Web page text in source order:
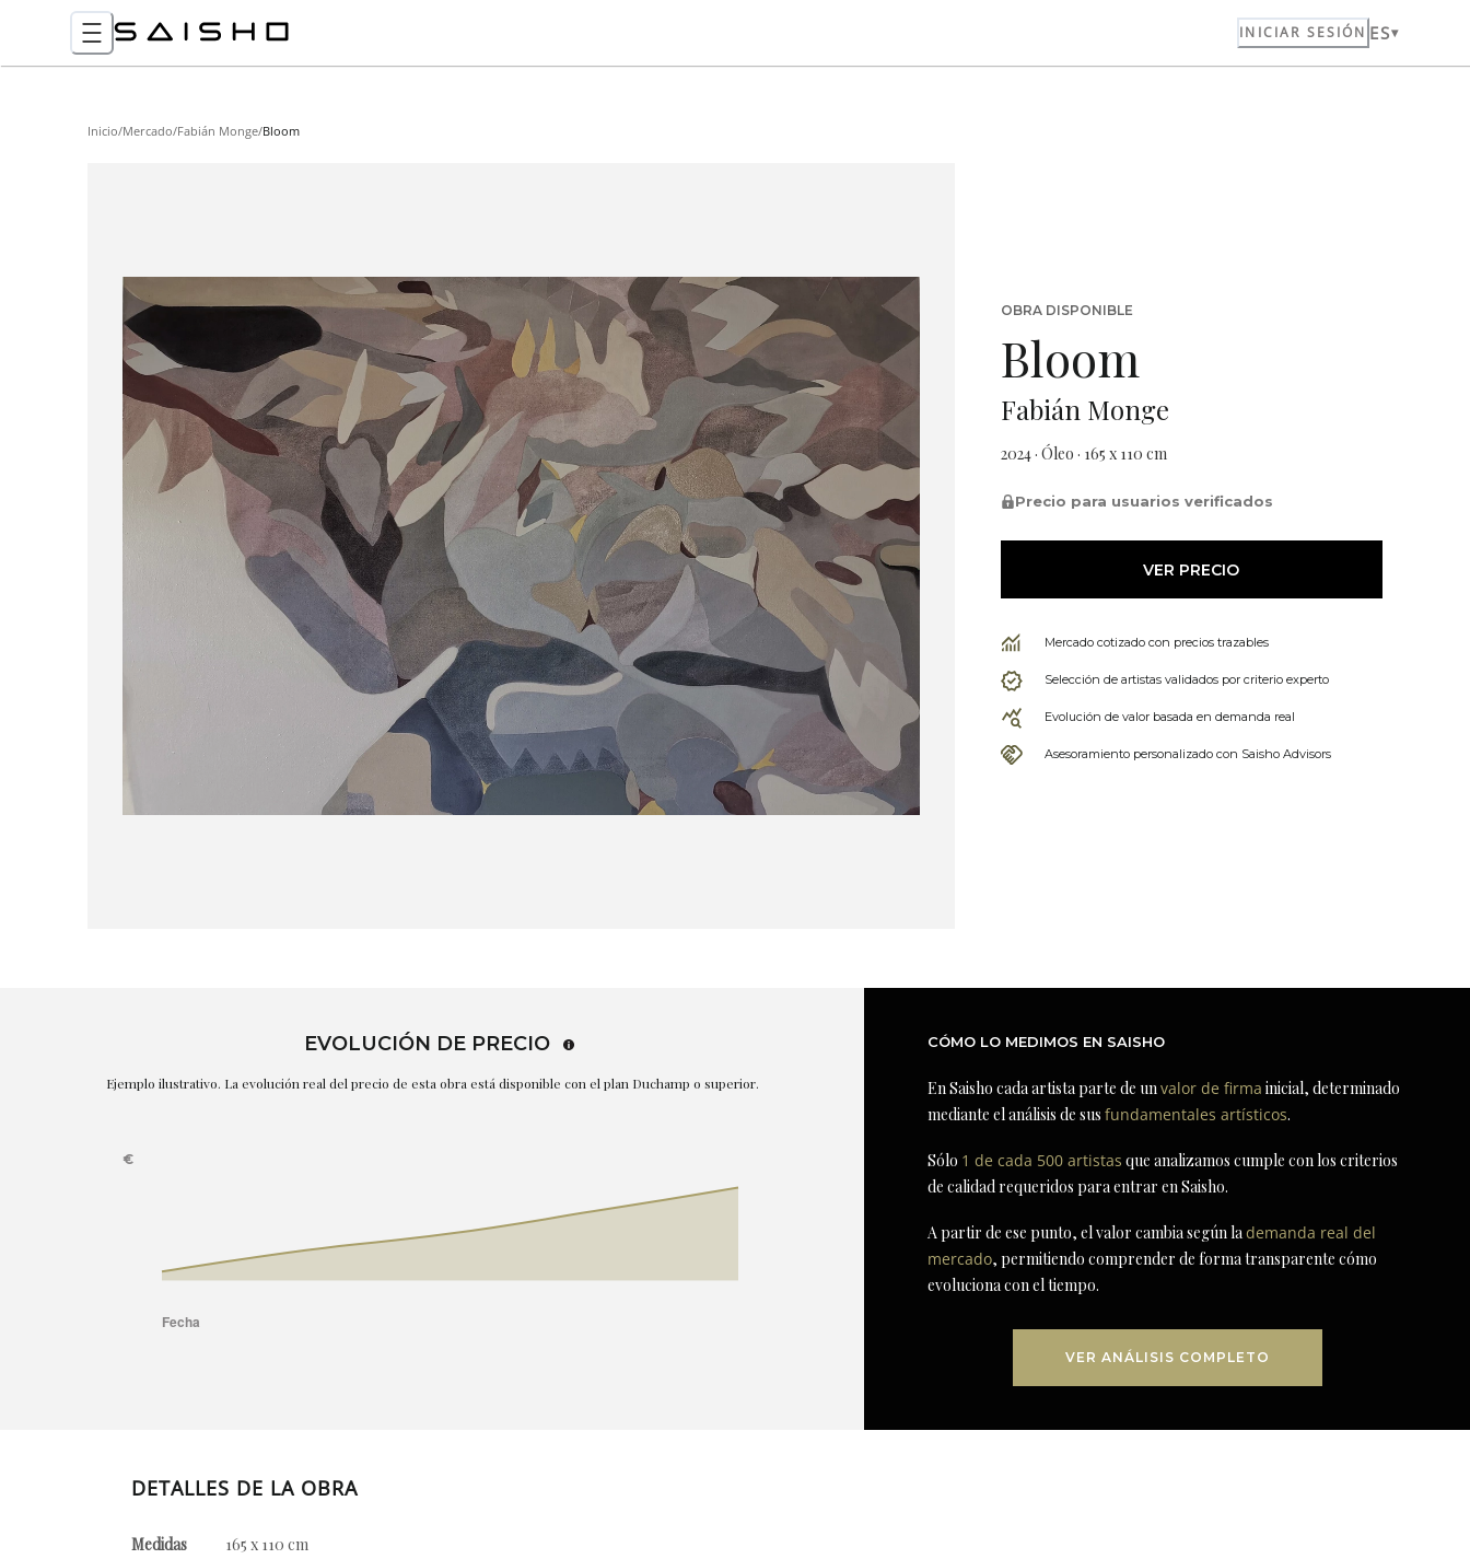
INICIAR SESIÓN ES
Inicio/Mercado/Fabián Monge/Bloom
OBRA DISPONIBLE
Bloom
Fabián Monge
2024 · Óleo · 165 x 110 cm
Precio para usuarios verificados
VER PRECIO
Mercado cotizado con precios trazables
Selección de artistas validados por criterio experto
Evolución de valor basada en demanda real
Asesoramiento personalizado con Saisho Advisors
EVOLUCIÓN DE PRECIO
Ejemplo ilustrativo. La evolución real del precio de esta obra está disponible con el plan Duchamp o superior.
CÓMO LO MEDIMOS EN SAISHO
En Saisho cada artista parte de unvalor de firma inicial, determinado
mediante el análisis de susfundamentales artísticos.
Sólo 1 de cada 500 artistas que analizamos cumple con los criterios
de calidad requeridos para entrar en Saisho.
A partir de ese punto, el valor cambia según lademanda real del
mercado, permitiendo comprender de forma transparente cómo
evoluciona con el tiempo.
VER ANÁLISIS COMPLETO
DETALLES DE LA OBRA
Medidas
165 x 110 cm